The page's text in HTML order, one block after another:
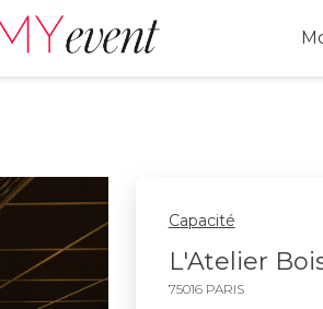
Capacité
L'Atelier
75016 PARIS